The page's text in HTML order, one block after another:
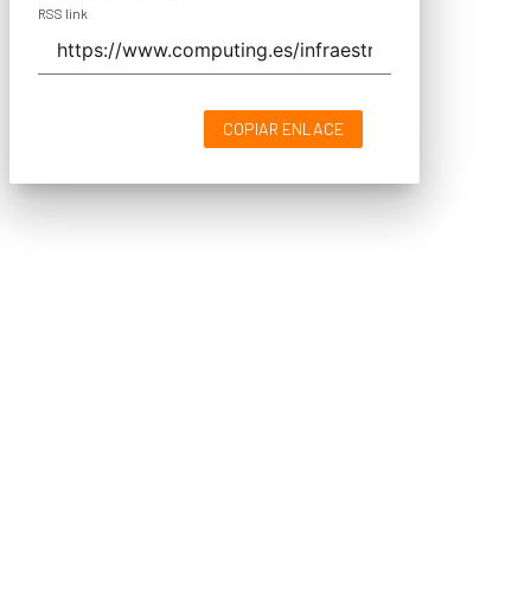
RSS link
COPIAR ENLACE